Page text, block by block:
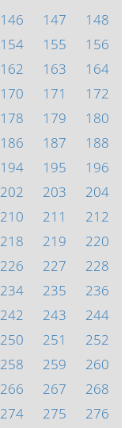
146 147
148
154 155
156
162 163
164
170 171
172
178 179
180
186 187
188
194 195
196
202 203
204
210 211
212
218 219
220
226 227
228
234 235
236
242 243
244
250 251
252
258 259
260
266 267
268
274 275
276